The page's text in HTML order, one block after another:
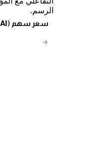
الرسم.
→
(2026/08/07) اليوم (ATAI) سعر سهم